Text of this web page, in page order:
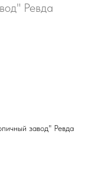
Ревда
завод" Ревда